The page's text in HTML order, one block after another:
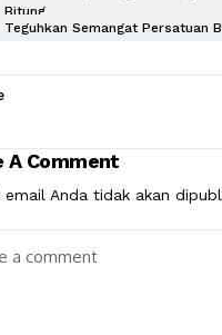
Bitung
Teguhkan Semangat Persatuan
A Comment
email Anda tidak akan